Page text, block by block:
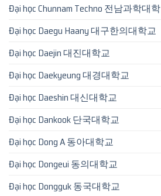
Đại học Chunnam Techno 전남과학대학
Đại học Daegu Haany 대구한의대학교
Đại học Daejin 대진대학교
Đại học Daekyeung 대경대학교
Đại học Daeshin 대신대학교
Đại học Dankook 단국대학교
Đại học Dong A 동아대학교
Đại học Dongeui 동의대학교
Đại học Dongguk 동국대학교